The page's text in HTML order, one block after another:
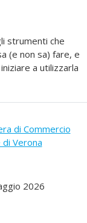
strumenti che
(e non sa) fare, e
a utilizzarla
di Commercio
di Verona
2026